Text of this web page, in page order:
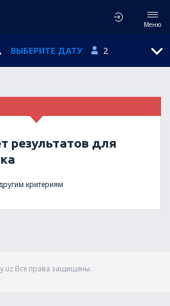
Меню
, ВЫБЕРИТЕ ДАТУ 2
результатов для
критериям
Все права защищены.